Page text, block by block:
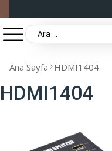
Ana Sayfa HDMI1404
HDMI1404